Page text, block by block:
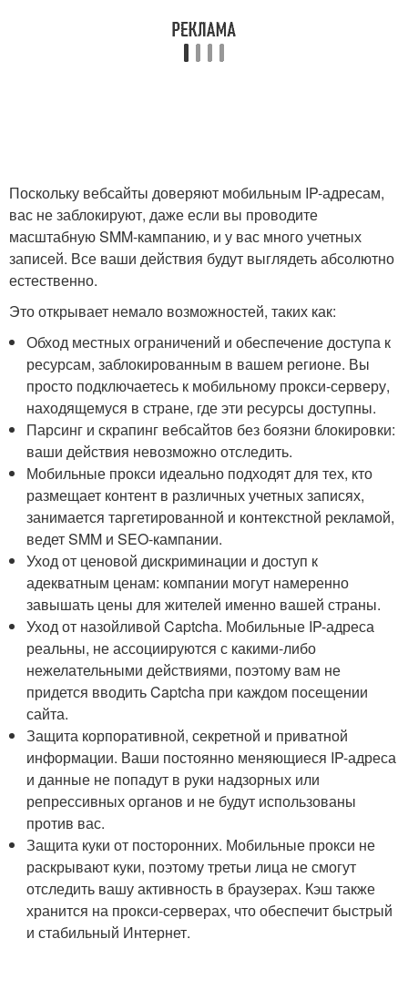
Поскольку вебсайты доверяют мобильным IP-адресам,
вас не заблокируют, даже если вы проводите
масштабную SMM-кампанию, и у вас много учетных
записей. Все ваши действия будут выглядеть абсолютно
естественно.
Это открывает немало возможностей, таких как:
Обход местных ограничений и обеспечение доступа к
ресурсам, заблокированным в вашем регионе. Вы
просто подключаетесь к мобильному прокси-серверу,
находящемуся в стране, где эти ресурсы доступны.
Парсинг и скрапинг вебсайтов без боязни блокировки:
ваши действия невозможно отследить.
Мобильные прокси идеально подходят для тех, кто
размещает контент в различных учетных записях,
занимается таргетированной и контекстной рекламой,
ведет SMM и SEO-кампании.
Уход от ценовой дискриминации и доступ к
адекватным ценам: компании могут намеренно
завышать цены для жителей именно вашей страны.
Уход от назойливой Captcha. Мобильные IP-адреса
реальны, не ассоциируются с какими-либо
нежелательными действиями, поэтому вам не
придется вводить Captcha при каждом посещении
сайта.
Защита корпоративной, секретной и приватной
информации. Ваши постоянно меняющиеся IP-адреса
и данные не попадут в руки надзорных или
репрессивных органов и не будут использованы
против вас.
Защита куки от посторонних. Мобильные прокси не
раскрывают куки, поэтому третьи лица не смогут
отследить вашу активность в браузерах. Кэш также
хранится на прокси-серверах, что обеспечит быстрый
и стабильный Интернет.